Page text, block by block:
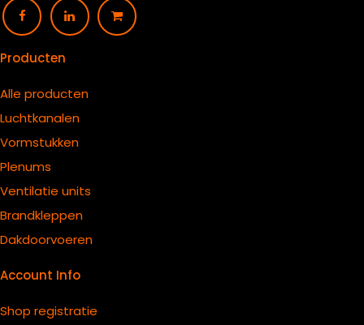
Producten
Alle producten
Luchtkanalen
Vormstukken
Plenums
Ventilatie units
Brandkleppen
Dakdoorvoeren
Account Info
Shop registratie